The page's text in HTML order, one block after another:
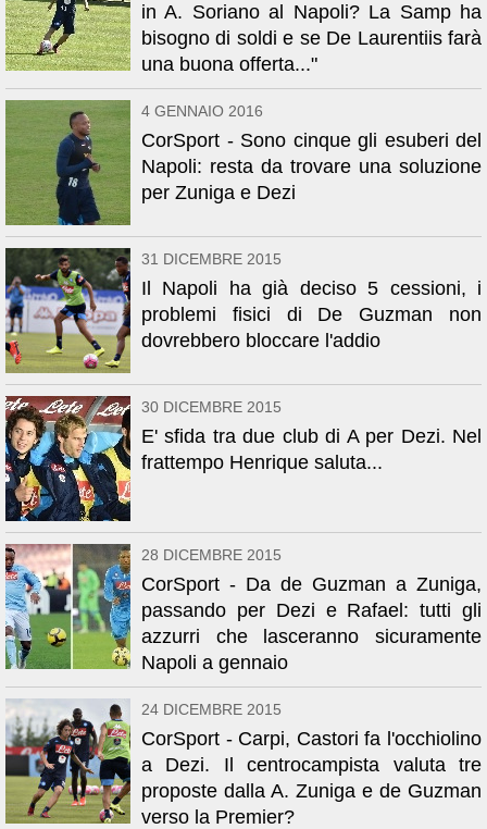
in A. Soriano al Napoli? La Samp ha
bisogno di soldi e se De Laurentiis farà
una buona offerta..."
4 GENNAIO 2016
CorSport - Sono cinque gli esuberi del
Napoli: resta da trovare una soluzione
per Zuniga e Dezi
31 DICEMBRE 2015
Il Napoli ha già deciso 5 cessioni, i
problemi fisici di De Guzman non
dovrebbero bloccare l'addio
30 DICEMBRE 2015
E' sfida tra due club di A per Dezi. Nel
frattempo Henrique saluta...
28 DICEMBRE 2015
CorSport - Da de Guzman a Zuniga,
passando per Dezi e Rafael: tutti gli
azzurri che lasceranno sicuramente
Napoli a gennaio
24 DICEMBRE 2015
CorSport - Carpi, Castori fa l'occhiolino
a Dezi. Il centrocampista valuta tre
proposte dalla A. Zuniga e de Guzman
verso la Premier?